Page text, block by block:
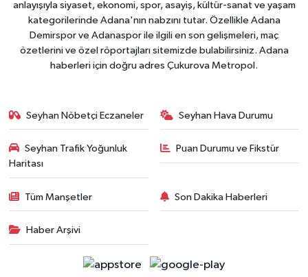
anlayışıyla siyaset, ekonomi, spor, asayiş, kültür-sanat ve yaşam
kategorilerinde Adana'nın nabzını tutar. Özellikle Adana
Demirspor ve Adanaspor ile ilgili en son gelişmeleri, maç
özetlerini ve özel röportajları sitemizde bulabilirsiniz. Adana
haberleri için doğru adres Çukurova Metropol.
Seyhan Nöbetçi Eczaneler Seyhan Hava Durumu
Seyhan Trafik Yoğunluk
Haritası
Puan Durumu ve Fikstür
Tüm Manşetler Son Dakika Haberleri
Haber Arşivi